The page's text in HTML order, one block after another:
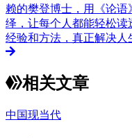
赖的樊登博士，用《论
绎，让每个人都能轻松
经验和方法，真正解决人
相关文章
中国现当代